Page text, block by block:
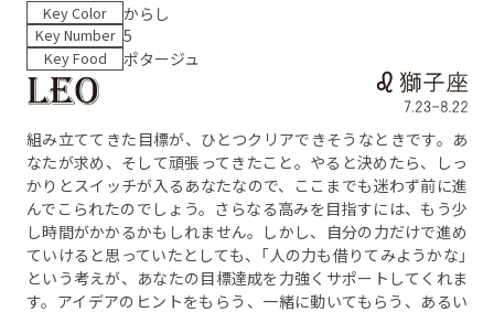
Key Color からし
Key Number 5
Key Food ポタージュ
組み立ててきた目標が、ひとつクリアできそうなときです。あ
なたが求め、そして頑張ってきたこと。やると決めたら、しっ
かりとスイッチが入るあなたなので、ここまでも迷わず前に進
んでこられたのでしょう。さらなる高みを目指すには、もう少
し時間がかかるかもしれません。しかし、自分の力だけで進め
ていけると思っていたとしても、「人の力も借りてみようかな」
という考えが、あなたの目標達成を力強くサポートしてくれま
す。アイデアのヒントをもらう、一緒に動いてもらう、あるい